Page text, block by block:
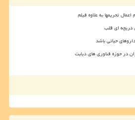
تحریمها به علاوه فیلم
دریچه ای قلب
حیاتی باشد
در حوزه فناوری های دیابت